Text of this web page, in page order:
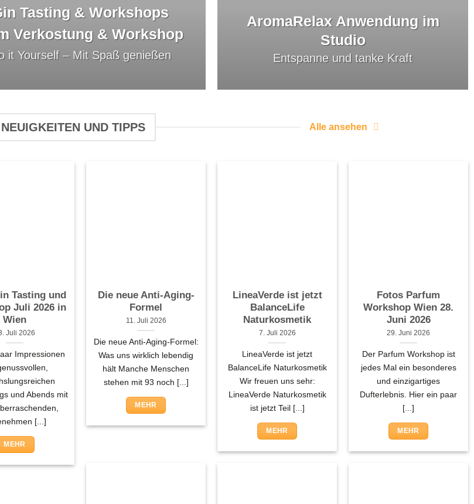
Tasting & Workshops
Verkostung & Workshop
it Yourself –Mit Spaß genießen
AromaRelax Anwendung im
Studio
Entspanne und tanke Kraft
UND TIPPS Alle ansehen
Tasting und
Juli 2026 in
Wien
Juli 2026
Impressionen
und Abends mit
[...]
MEHR
Die neue Anti-Aging-
Formel
11. Juli 2026
Die neue Anti-Aging-Formel:
Was uns wirklich lebendig
hält Manche Menschen
stehen mit 93 noch [...]
MEHR
LineaVerde ist jetzt
BalanceLife
Naturkosmetik
7. Juli 2026
LineaVerde ist jetzt
BalanceLife Naturkosmetik
Wir freuen uns sehr:
LineaVerde Naturkosmetik
ist jetzt Teil [...]
MEHR
Fotos Parfum
Workshop Wien 28.
Juni 2026
29. Juni 2026
Der Parfum Workshop ist
jedes Mal ein besonderes
und einzigartiges
Dufterlebnis. Hier ein paar
[...]
MEHR